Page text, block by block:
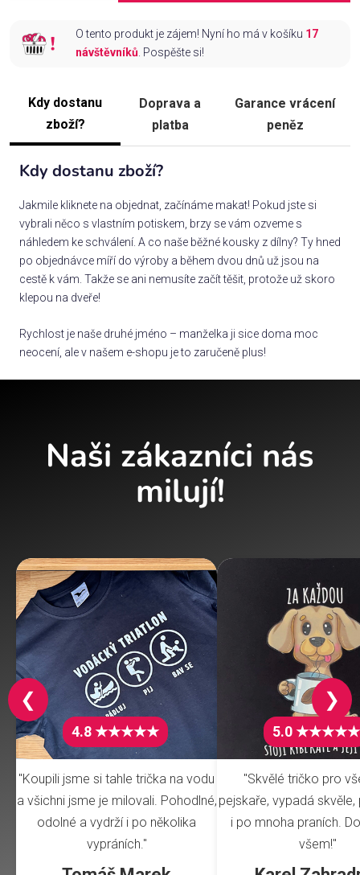
O tento produkt je zájem! Nyní ho má v košíku 17
návštěvníků. Pospěšte si!
Kdy dostanu
zboží?
Doprava a
platba
Garance vrácení
peněz
Kdy dostanu zboží?
Jakmile kliknete na objednat, začínáme makat! Pokud jste si
vybrali něco s vlastním potiskem, brzy se vám ozveme s
náhledem ke schválení. A co naše běžné kousky z dílny? Ty hned
po objednávce míří do výroby a během dvou dnů už jsou na
cestě k vám. Takže se ani nemusíte začít těšit, protože už skoro
klepou na dveře!
Rychlost je naše druhé jméno – manželka ji sice doma moc
neocení, ale v našem e-shopu je to zaručeně plus!
Naši zákazníci nás
milují!
4.8 ★★★★★
"Koupili jsme si tahle trička na vodu
a všichni jsme je milovali. Pohodlné,
odolné a vydrží i po několika
vypráních."
5.0 ★★★★★
"Skvělé tričko pro
pejskaře, vypadá
i po mnoha praních.
všem!"
❮ ❯